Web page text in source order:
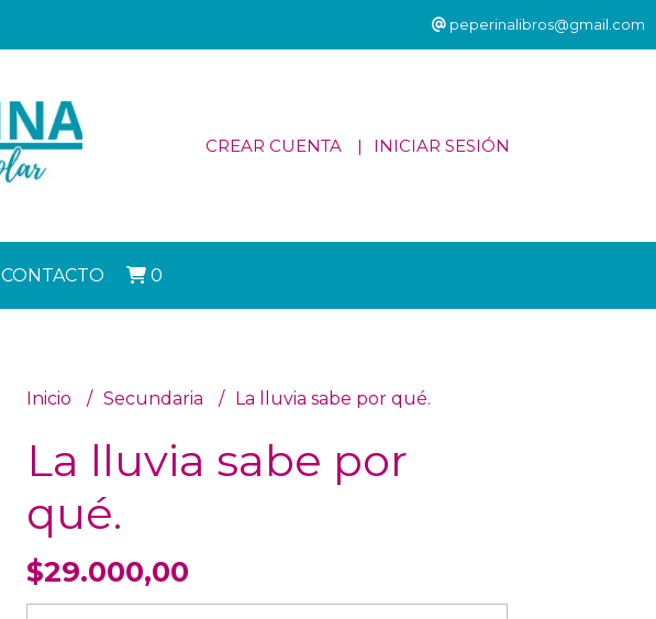
peperinalibros@gmail.com
CREAR CUENTA INICIAR SESIÓN
CONTACTO 0
Inicio Secundaria La lluvia sabe por qué.
La lluvia sabe por
qué.
$29.000,00